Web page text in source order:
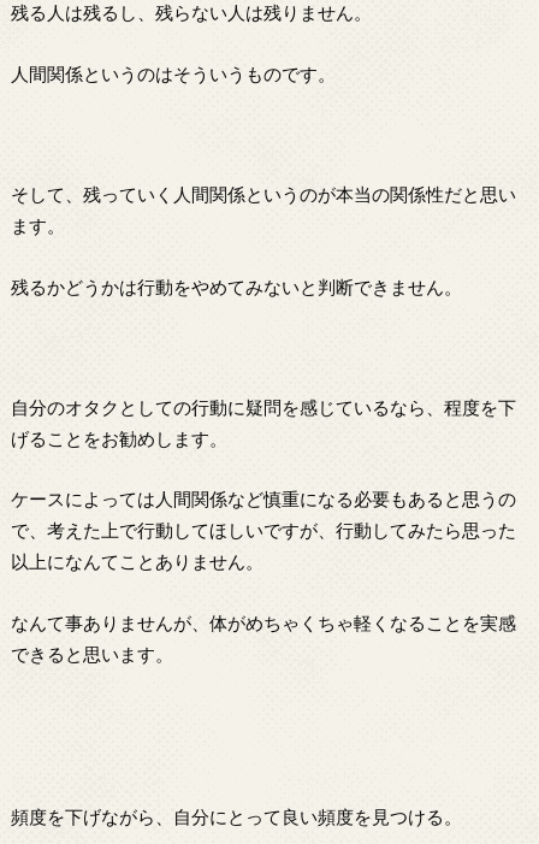
残る人は残るし、残らない人は残りません。
人間関係というのはそういうものです。
そして、残っていく人間関係というのが本当の関係性だと思い
ます。
残るかどうかは行動をやめてみないと判断できません。
自分のオタクとしての行動に疑問を感じているなら、程度を下
げることをお勧めします。
ケースによっては人間関係など慎重になる必要もあると思うの
で、考えた上で行動してほしいですが、行動してみたら思った
以上になんてことありません。
なんて事ありませんが、体がめちゃくちゃ軽くなることを実感
できると思います。
頻度を下げながら、自分にとって良い頻度を見つける。